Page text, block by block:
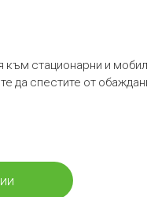
стационарни и
да спестите от